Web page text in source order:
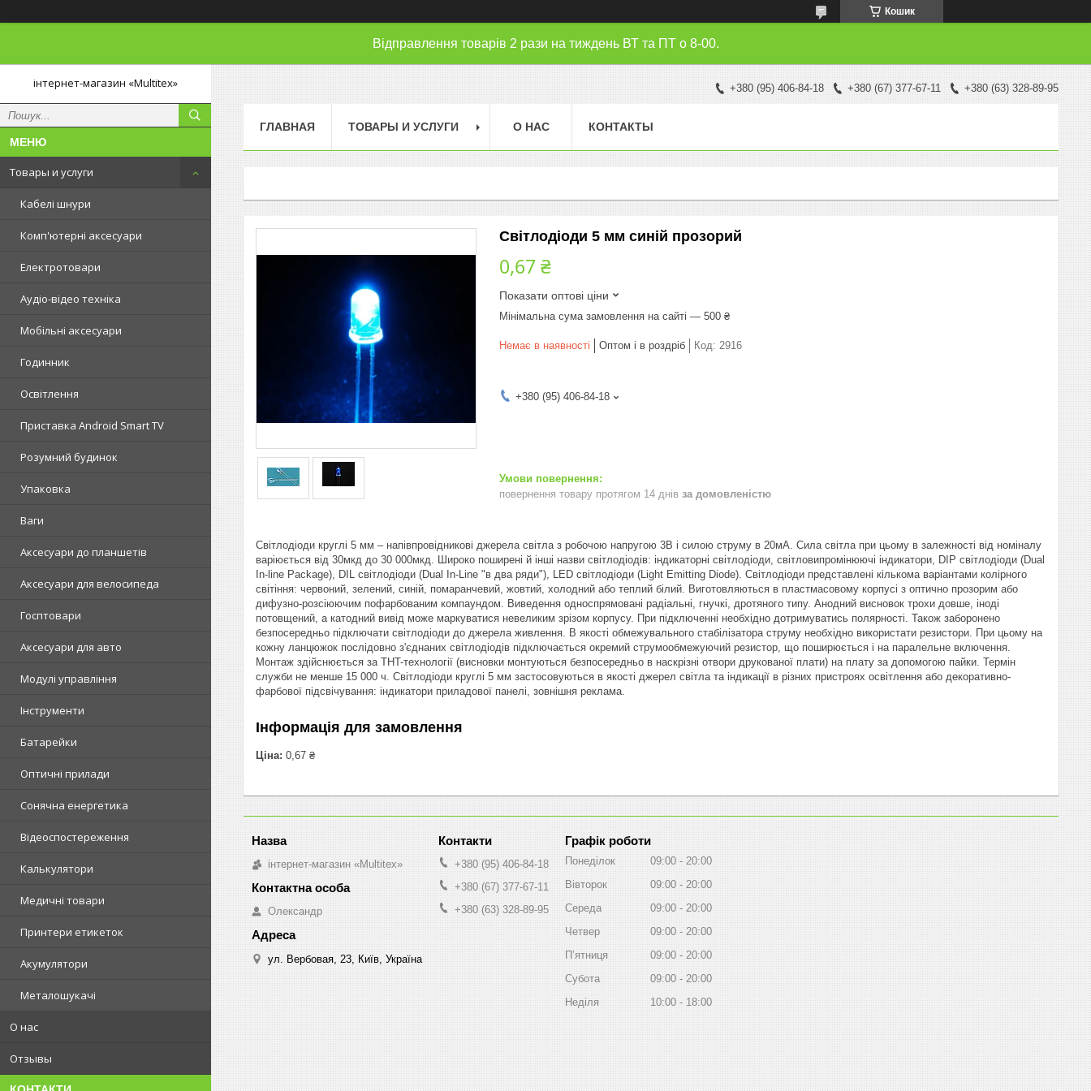
Кошик
Відправлення товарів 2 рази на тиждень ВТ та ПТ о 8-00.
інтернет-магазин «Multitex»
Товары и услуги
Кабелі шнури
Комп'ютерні аксесуари
Електротовари
Аудіо-відео техніка
Мобільні аксесуари
Годинник
Освітлення
Приставка Android Smart TV
Розумний будинок
Упаковка
Ваги
Аксесуари до планшетів
Аксесуари для велосипеда
Госптовари
Аксесуари для авто
Модулі управління
Інструменти
Батарейки
Оптичні прилади
Сонячна енергетика
Відеоспостереження
Калькулятори
Медичні товари
Принтери етикеток
Акумулятори
Металошукачі
О нас
Отзывы
+380 (95) 406-84-18 +380 (67) 377-67-11 +380 (63) 328-89-95
ГЛАВНАЯ ТОВАРЫ И УСЛУГИ О НАС КОНТАКТЫ
Світлодіоди 5 мм синій прозорий
0,67 ₴
Показати оптові ціни
Мінімальна сума замовлення на сайті — 500 ₴
Немає в наявності Оптом і в роздріб Код: 2916
+380 (95) 406-84-18
повернення товару протягом 14 днів за домовленістю
Світлодіоди круглі 5 мм – напівпровідникові джерела світла з робочою напругою 3В і силою струму в 20мА. Сила світла при цьому в залежності від номіналу
варіюється від 30мкд до 30 000мкд. Широко поширені й інші назви світлодіодів: індикаторні світлодіоди, світловипромінюючі індикатори, DIP світлодіоди (Dual
In-line Package), DIL світлодіоди (Dual In-Line "в два ряди"), LED світлодіоди (Light Emitting Diode). Світлодіоди представлені кількома варіантами колірного
світіння: червоний, зелений, синій, помаранчевий, жовтий, холодний або теплий білий. Виготовляються в пластмасовому корпусі з оптично прозорим або
дифузно-розсіюючим пофарбованим компаундом. Виведення односпрямовані радіальні, гнучкі, дротяного типу. Анодний висновок трохи довше, іноді
потовщений, а катодний вивід може маркуватися невеликим зрізом корпусу. При підключенні необхідно дотримуватись полярності. Також заборонено
безпосередньо підключати світлодіоди до джерела живлення. В якості обмежувального стабілізатора струму необхідно використати резистори. При цьому на
кожну ланцюжок послідовно з'єднаних світлодіодів підключається окремий струмообмежуючий резистор, що поширюється і на паралельне включення.
Монтаж здійснюється за THT-технології (висновки монтуються безпосередньо в наскрізні отвори друкованої плати) на плату за допомогою пайки. Термін
служби не менше 15 000 ч. Світлодіоди круглі 5 мм застосовуються в якості джерел світла та індикації в різних пристроях освітлення або декоративно-
фарбової підсвічування: індикатори приладової панелі, зовнішня реклама.
Інформація для замовлення
Ціна: 0,67 ₴
інтернет-магазин «Multitex»
Олександр
ул. Вербовая, 23, Київ, Україна
+380 (95) 406-84-18
+380 (67) 377-67-11
+380 (63) 328-89-95
Графік роботи
Понеділок 09:00
20:00
Вівторок
09:00
20:00
Середа
09:00
20:00
Четвер
09:00
20:00
Пʼятниця
09:00
20:00
Субота
09:00
20:00
Неділя
10:00 18:00